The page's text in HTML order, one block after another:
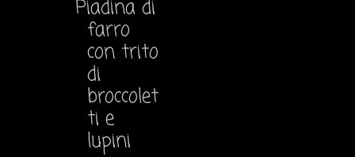
Piadina di
farro
con trito
di
broccolet
ti e
lupini